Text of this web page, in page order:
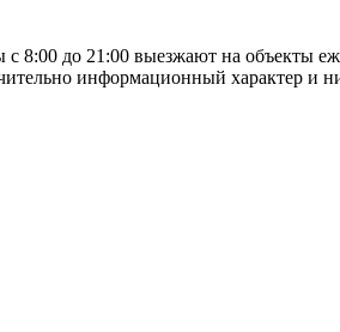
8:00 до 21:00 выезжают на объекты
информационный характер и